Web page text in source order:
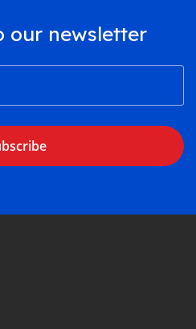
our newsletter